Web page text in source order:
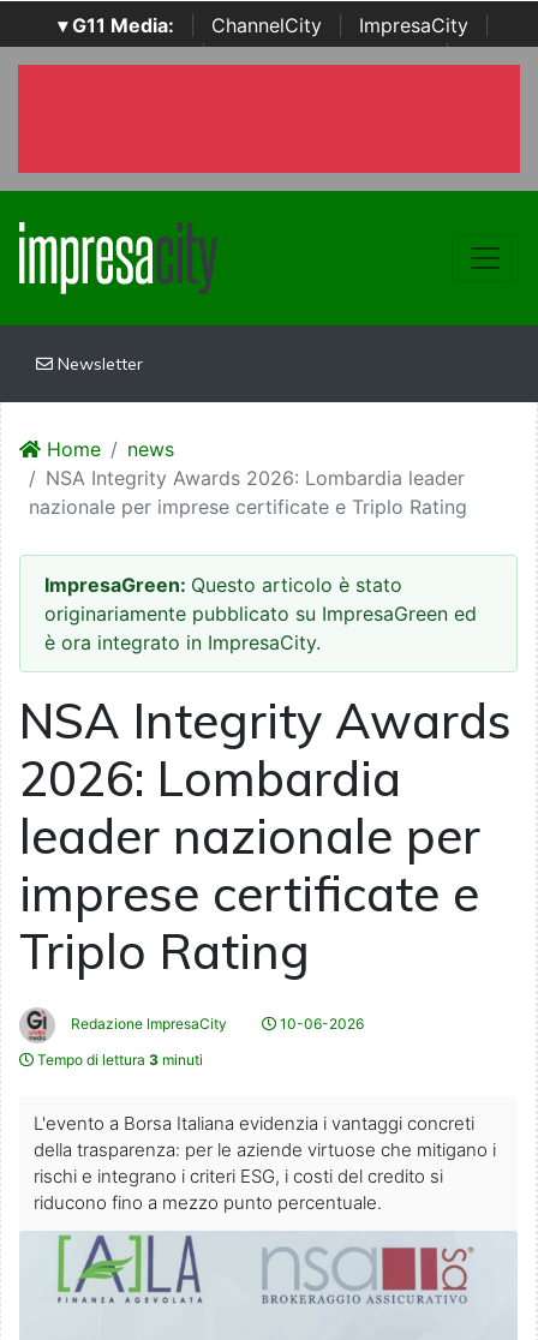
▾ G11 Media: ChannelCity ImpresaCity
SecurityOpenLab | Italian Channel Awards | Italian
Newsletter
Home
news
NSA Integrity Awards 2026: Lombardia leader
nazionale per imprese certificate e Triplo Rating
ImpresaGreen: Questo articolo è stato
originariamente pubblicato su ImpresaGreen ed
è ora integrato in ImpresaCity.
NSA Integrity Awards
2026: Lombardia
leader nazionale per
imprese certificate e
Triplo Rating
Redazione ImpresaCity
10-06-2026
Tempo di lettura 3 minuti
L'evento a Borsa Italiana evidenzia i vantaggi concreti
della trasparenza: per le aziende virtuose che mitigano i
rischi e integrano i criteri ESG, i costi del credito si
riducono fino a mezzo punto percentuale.